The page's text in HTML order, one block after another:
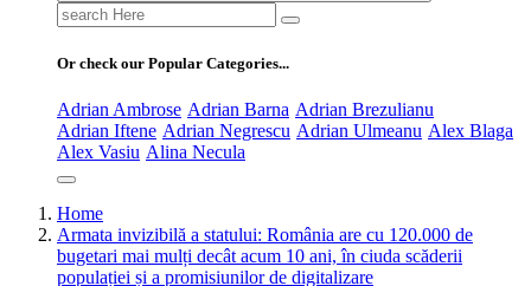
Search
for:
Or check our Popular Categories...
Adrian Ambrose Adrian Barna Adrian Brezulianu
Adrian Iftene Adrian Negrescu Adrian Ulmeanu Alex Blaga
Alex Vasiu Alina Necula
Home
Armata invizibilă a statului: România are cu 120.000 de
bugetari mai mulți decât acum 10 ani, în ciuda scăderii
populației și a promisiunilor de digitalizare